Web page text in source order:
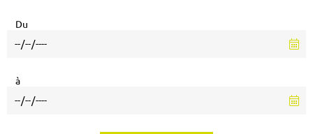
Du
à